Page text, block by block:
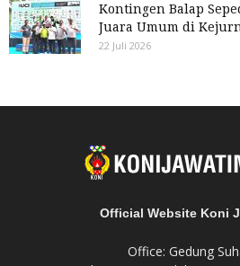
Kontingen Balap
Juara Umum di
22 Juli 2026
Official Website Koni
Office: Gedung